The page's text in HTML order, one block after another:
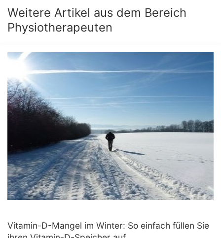
Weitere Artikel aus dem Bereich
Physiotherapeuten
Vitamin-D-Mangel im Winter: So einfach füllen Sie